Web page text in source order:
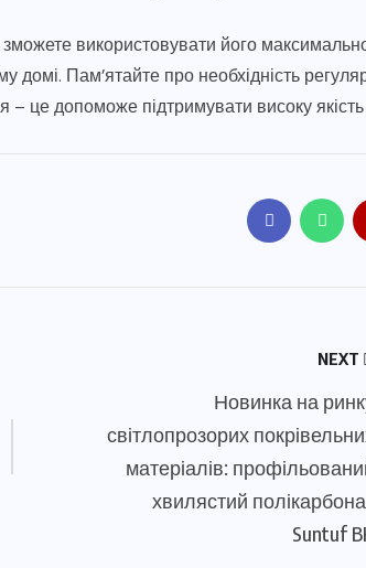
використовувати його
Пам’ятайте про необхідність
– це допоможе підтримувати високу якість
NEXT
Новинка на
світлопрозорих
матеріалів:
хвилястий
Suntuf